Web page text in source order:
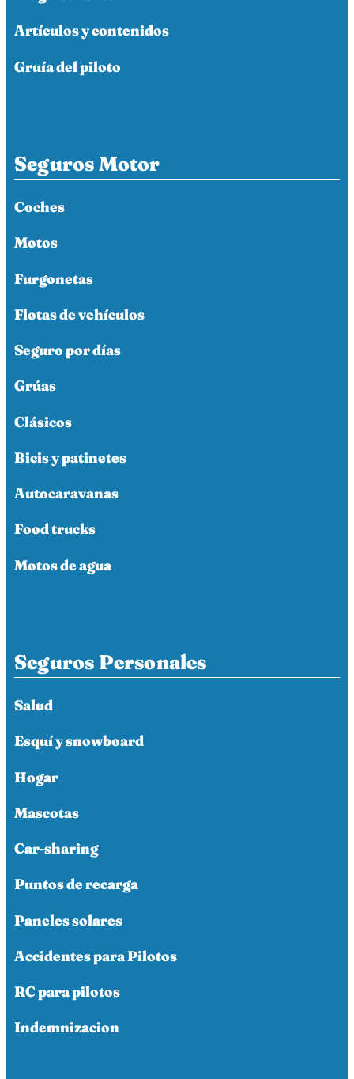
Artículos y contenidos
Gruía del piloto
Seguros Motor
Coches
Motos
Furgonetas
Flotas de vehículos
Seguro por días
Grúas
Clásicos
Bicis y patinetes
Autocaravanas
Food trucks
Motos de agua
Seguros Personales
Salud
Esquí y snowboard
Hogar
Mascotas
Car-sharing
Puntos de recarga
Paneles solares
Accidentes para Pilotos
RC para pilotos
Indemnizacion